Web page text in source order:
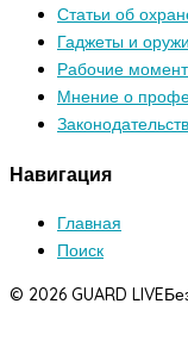
Статьи об
Гаджеты и
Рабочие
Мнение о
Навигация
Главная
Поиск
© 2026 GUARD LIVE